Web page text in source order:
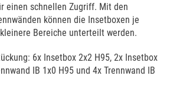
einen schnellen Zugriff. Mit den
können die Insetboxen je
Bereiche unterteilt werden.
6x Insetbox 2x2 H95, 2x Insetbox
IB 1x0 H95 und 4x Trennwand IB